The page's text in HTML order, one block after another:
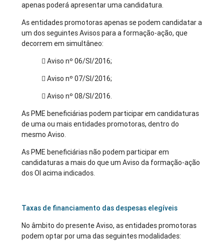
apenas poderá apresentar uma candidatura.
As entidades promotoras apenas se podem candidatar a
um dos seguintes Avisos para a formação-ação, que
decorrem em simultâneo:
 Aviso nº 06/SI/2016;
 Aviso nº 07/SI/2016;
 Aviso nº 08/SI/2016.
As PME beneficiárias podem participar em candidaturas
de uma ou mais entidades promotoras, dentro do
mesmo Aviso.
As PME beneficiárias não podem participar em
candidaturas a mais do que um Aviso da formação-ação
dos OI acima indicados.
Taxas de financiamento das despesas elegíveis
No âmbito do presente Aviso, as entidades promotoras
podem optar por uma das seguintes modalidades: